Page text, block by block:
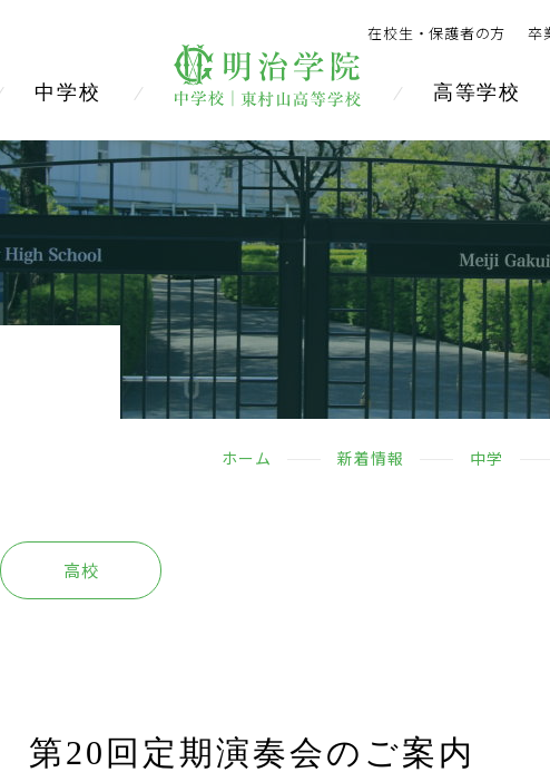
中学校 高等学校
在校生・保護者の方 卒
ホーム 新着情報 中学
高校
20回定期演奏会のご案内